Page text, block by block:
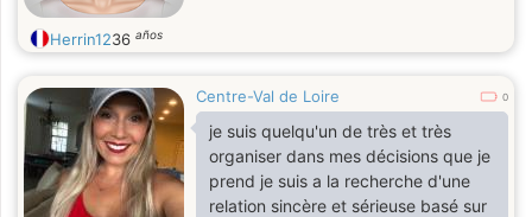
Herrin1236 años
Centre-Val de Loire 0
je suis quelqu'un de très et très
organiser dans mes décisions que je
prend je suis a la recherche d'une
relation sincère et sérieuse basé sur